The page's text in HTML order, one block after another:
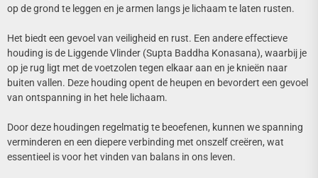
op de grond te leggen en je armen langs je lichaam te laten rusten.
Het biedt een gevoel van veiligheid en rust. Een andere effectieve
houding is de Liggende Vlinder (Supta Baddha Konasana), waarbij je
op je rug ligt met de voetzolen tegen elkaar aan en je knieën naar
buiten vallen. Deze houding opent de heupen en bevordert een gevoel
van ontspanning in het hele lichaam.
Door deze houdingen regelmatig te beoefenen, kunnen we spanning
verminderen en een diepere verbinding met onszelf creëren, wat
essentieel is voor het vinden van balans in ons leven.